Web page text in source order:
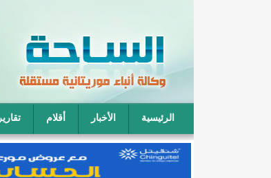
الرئيسية الأخبار أقلام تقارير
فقيه موريتاني: يمكن لأربعة رجال أن